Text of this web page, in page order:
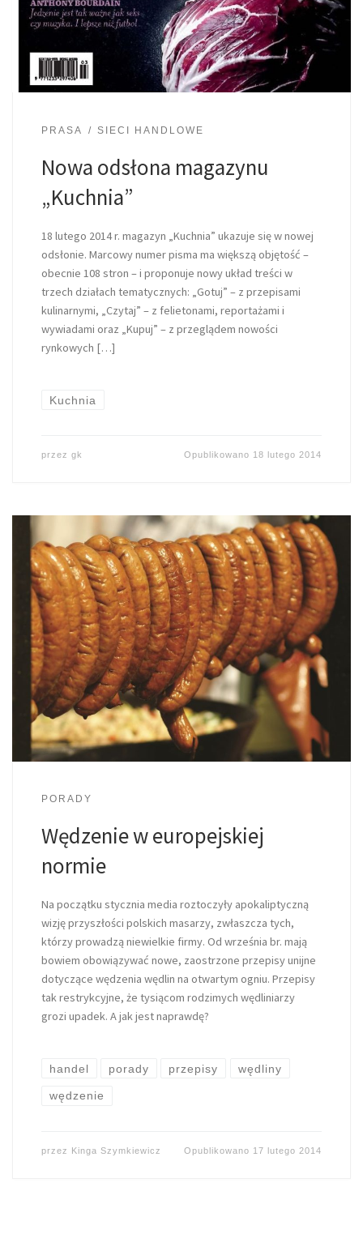
PRASA SIECI HANDLOWE
Nowa odsłona magazynu
„Kuchnia”
18 lutego 2014 r. magazyn „Kuchnia” ukazuje się w nowej
odsłonie. Marcowy numer pisma ma większą objętość –
obecnie 108 stron – i proponuje nowy układ treści w
trzech działach tematycznych: „Gotuj” – z przepisami
kulinarnymi, „Czytaj” – z felietonami, reportażami i
wywiadami oraz „Kupuj” – z przeglądem nowości
rynkowych […]
Kuchnia
przez gk Opublikowano 18 lutego 2014
PORADY
Wędzenie w europejskiej
normie
Na początku stycznia media roztoczyły apokaliptyczną
wizję przyszłości polskich masarzy, zwłaszcza tych,
którzy prowadzą niewielkie firmy. Od września br. mają
bowiem obowiązywać nowe, zaostrzone przepisy unijne
dotyczące wędzenia wędlin na otwartym ogniu. Przepisy
tak restrykcyjne, że tysiącom rodzimych wędliniarzy
grozi upadek. A jak jest naprawdę?
handel porady przepisy wędliny
wędzenie
przez Kinga Szymkiewicz Opublikowano 17 lutego 2014